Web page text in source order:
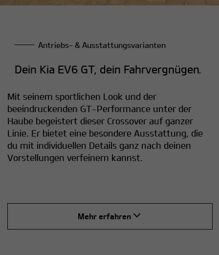
Antriebs- & Ausstattungsvarianten
Dein Kia EV6 GT, dein Fahrvergnügen.
Mit seinem sportlichen Look und der
beeindruckenden GT-Performance unter der
Haube begeistert dieser Crossover auf ganzer
Linie. Er bietet eine besondere Ausstattung, die
du mit individuellen Details ganz nach deinen
Vorstellungen verfeinern kannst.
Mehr erfahren